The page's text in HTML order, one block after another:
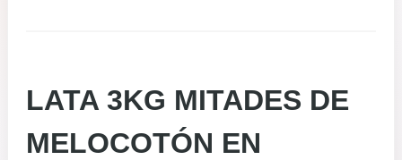
LATA 3KG MITADES DE
MELOCOTÓN EN